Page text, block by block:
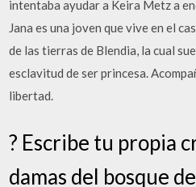
intentaba ayudar a Keira Metz a
Jana es una joven que vive en el
de las tierras de Blendia, la cual
esclavitud de ser princesa.
libertad.
? Escribe tu propia
damas del bosque